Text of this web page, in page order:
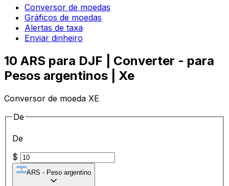
Conversor de moedas
Gráficos de moedas
Alertas de taxa
Enviar dinheiro
10 ARS para DJF | Converter - para
Pesos argentinos | Xe
Conversor de moeda XE
De
De
$
ARS - Peso argentino